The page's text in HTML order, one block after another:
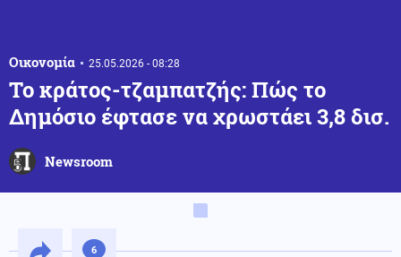
Οικονομία 25.05.2026 - 08:28
Το κράτος-τζαμπατζής: Πώς το
Δημόσιο έφτασε να χρωστάει 3,8 δισ.
Newsroom
6